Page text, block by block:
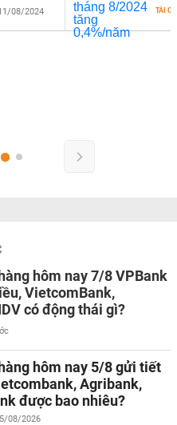
TÀI
08/2024
hôm nay 7/8 VPBank
VietcomBank,
có động thái gì?
hôm nay 5/8 gửi tiết
Agribank,
được bao nhiêu?
08/2026